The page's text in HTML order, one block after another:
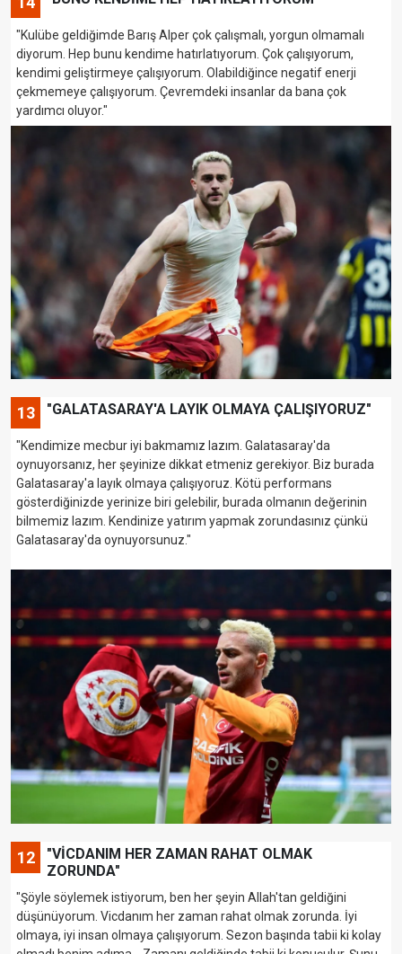
"Kulübe geldiğimde Barış Alper çok çalışmalı, yorgun olmamalı
diyorum. Hep bunu kendime hatırlatıyorum. Çok çalışıyorum,
kendimi geliştirmeye çalışıyorum. Olabildiğince negatif enerji
çekmemeye çalışıyorum. Çevremdeki insanlar da bana çok
yardımcı oluyor."
13 "GALATASARAY'A LAYIK OLMAYA ÇALIŞIYORUZ"
"Kendimize mecbur iyi bakmamız lazım. Galatasaray'da
oynuyorsanız, her şeyinize dikkat etmeniz gerekiyor. Biz burada
Galatasaray'a layık olmaya çalışıyoruz. Kötü performans
gösterdiğinizde yerinize biri gelebilir, burada olmanın değerinin
bilmemiz lazım. Kendinize yatırım yapmak zorundasınız çünkü
Galatasaray'da oynuyorsunuz."
12
"VİCDANIM HER ZAMAN RAHAT OLMAK
ZORUNDA"
"Şöyle söylemek istiyorum, ben her şeyin Allah'tan geldiğini
düşünüyorum. Vicdanım her zaman rahat olmak zorunda. İyi
olmaya, iyi insan olmaya çalışıyorum. Sezon başında tabii ki kolay